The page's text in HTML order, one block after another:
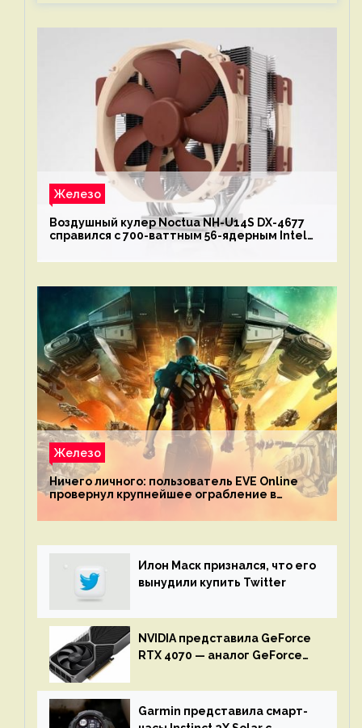
Железо
Воздушный кулер Noctua NH-U14S DX-4677
справился с 700-ваттным 56-ядерным Intel
Железо
Ничего личного: пользователь EVE Online
провернул крупнейшее ограбление в
механике
Илон Маск признался, что его
вынудили купить Twitter
NVIDIA представила GeForce
RTX 4070 — аналог GeForce
Garmin представила смарт-